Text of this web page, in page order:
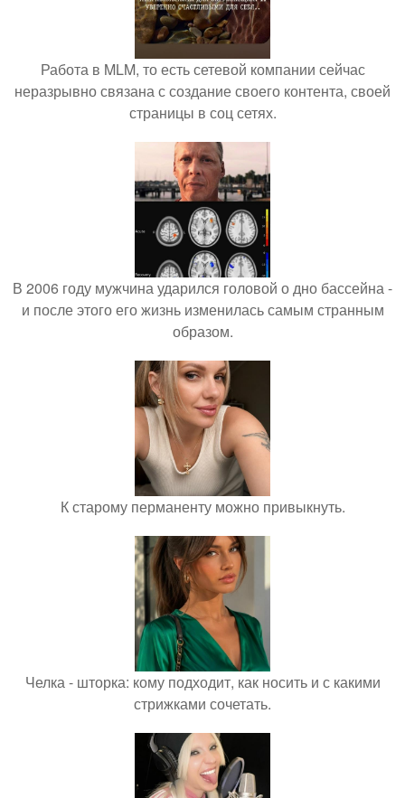
Работа в MLM, то есть сетевой компании сейчас
неразрывно связана с создание своего контента, своей
страницы в соц сетях.
В 2006 году мужчина ударился головой о дно бассейна -
и после этого его жизнь изменилась самым странным
образом.
К старому перманенту можно привыкнуть.
Челка - шторка: кому подходит, как носить и с какими
стрижками сочетать.